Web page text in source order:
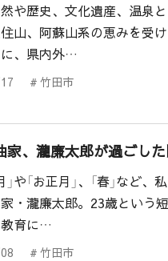
や歴史、文化遺産、温泉
山、阿蘇山系の恵みを受
、県内外…
# 竹田市
家、瀧廉太郎が過ごし
」や「お正月」、「春」な
・瀧廉太郎。23歳という
育に…
# 竹田市